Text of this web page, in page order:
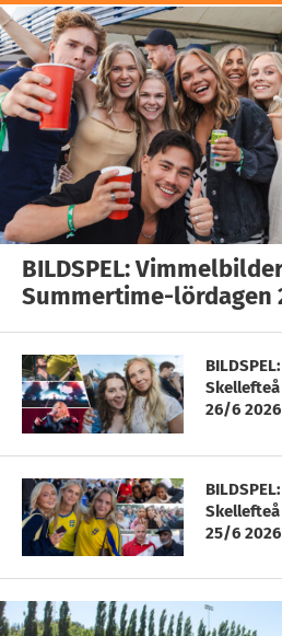
BILDSPEL:
Summertime-lördagen
26/6 2026
25/6 2026